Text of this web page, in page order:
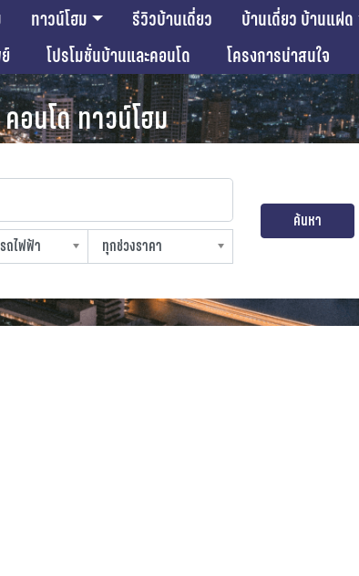
ทาวน์โฮม รีวิวบ้านเดี่ยว
บ้านเดี่ยว บ้านแฝด
โปรโมชั่นบ้านและคอนโด โครงการน่าสนใจ
อนโด ทาวน์โฮม
ถไฟฟ้า
ทุกช่วงราคา
ค้นหา